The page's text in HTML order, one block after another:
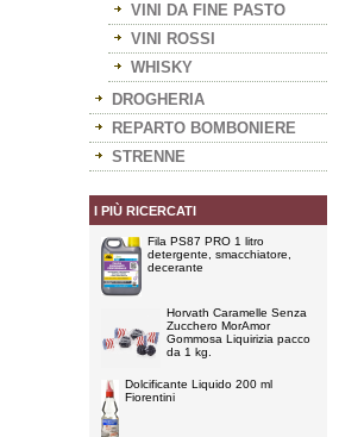
VINI DA FINE PASTO
VINI ROSSI
WHISKY
DROGHERIA
REPARTO BOMBONIERE
STRENNE
I PIÙ RICERCATI
Fila PS87 PRO 1 litro
detergente, smacchiatore,
decerante
Horvath Caramelle Senza
Zucchero MorAmor
Gommosa Liquirizia pacco
da 1 kg.
Dolcificante Liquido 200 ml
Fiorentini